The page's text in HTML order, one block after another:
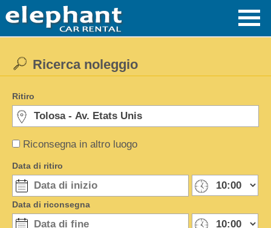
Riconsegna in altro luogo
Ricerca noleggio
Ritiro
Data di ritiro
Data di riconsegna